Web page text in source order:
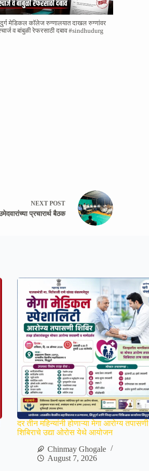
मेडिकल कॉलेज रुग्णालयात दाखल रुग्णांवर
व बांबुळी रेफरसाठी दबाव #sindhudurg
NEXTPOST
प्रचारार्थ बैठक
दर तीन महिन्यांनी होणाऱ्या मेगा आरोग्य तपासणी
शिबिराचे उद्या ओरोस येथे आयोजन
Chinmay Ghogale
August 7, 2026